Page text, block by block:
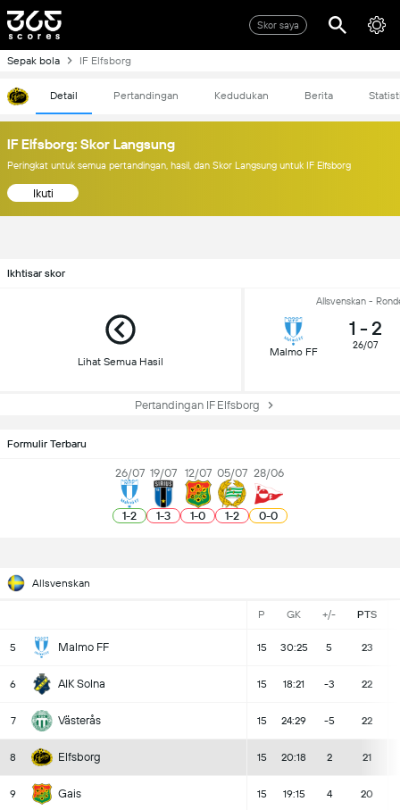
Skor saya
Sepak bola IF Elfsborg
Detail Pertandingan Kedudukan Berita
IF Elfsborg: Skor Langsung
Peringkat untuk semua pertandingan, hasil, dan Skor Langsung untuk IF Elfsborg
Ikuti
Ikhtisar skor
Lihat Semua Hasil
Allsvenskan -
Malmo FF
1 - 2
26/07
Pertandingan IF Elfsborg
Formulir Terbaru
26/07
1-2
19/07
1-3
12/07
1-0
05/07
1-2
28/06
0-0
Allsvenskan
P GK +/- PTS
5 Malmo FF 15 30:25 5 23
6 AIK Solna 15 18:21 -3 22
7 Västerås 15 24:29 -5 22
8 Elfsborg 15 20:18 2 21
9 Gais 15 19:15 4 20